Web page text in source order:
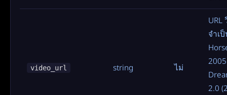
video_url string ไม่
จำเ
2.0